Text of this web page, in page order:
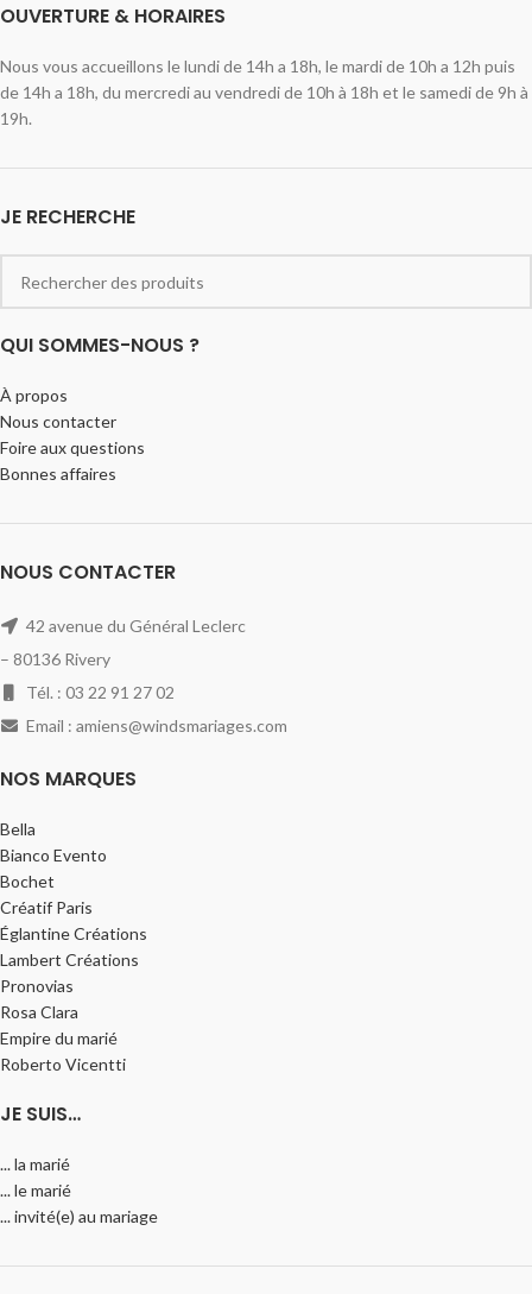
OUVERTURE & HORAIRES
Nous vous accueillons le lundi de 14h a 18h, le mardi de 10h a 12h puis
de 14h a 18h, du mercredi au vendredi de 10h à 18h et le samedi de 9h à
19h.
JE RECHERCHE
QUI SOMMES-NOUS ?
À propos
Nous contacter
Foire aux questions
Bonnes affaires
NOUS CONTACTER
42 avenue du Général Leclerc
– 80136 Rivery
Tél. : 03 22 91 27 02
Email : amiens@windsmariages.com
NOS MARQUES
Bella
Bianco Evento
Bochet
Créatif Paris
Églantine Créations
Lambert Créations
Pronovias
Rosa Clara
Empire du marié
Roberto Vicentti
JE SUIS…
... la marié
... le marié
... invité(e) au mariage